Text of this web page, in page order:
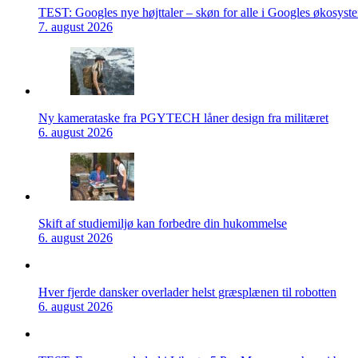
TEST: Googles nye højttaler – skøn for alle i Googles
7. august 2026
Ny kamerataske fra PGYTECH låner design fra militæret
6. august 2026
Skift af studiemiljø kan forbedre din hukommelse
6. august 2026
Hver fjerde dansker overlader helst græsplænen til robotten
6. august 2026